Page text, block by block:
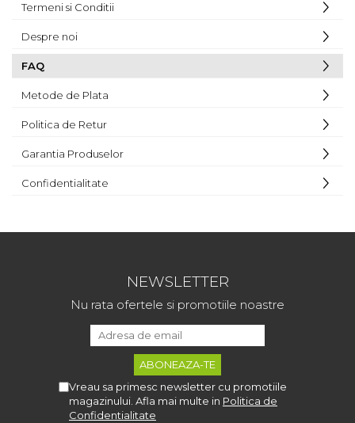
Termeni si Conditii
Despre noi
FAQ
Metode de Plata
Politica de Retur
Garantia Produselor
Confidentialitate
NEWSLETTER
Nu rata ofertele si promotiile noastre
Vreau sa primesc newsletter cu promotiile
magazinului. Afla mai multe in Politica de
Confidentialitate